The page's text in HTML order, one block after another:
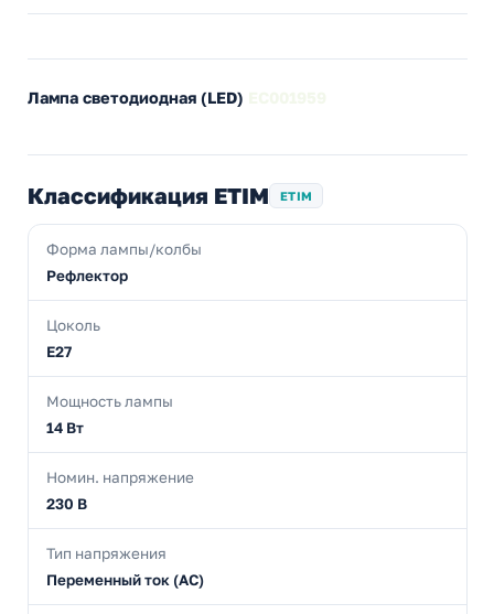
Лампа светодиодная (LED)
Классификация ETIM ETIM
Форма лампы/колбы
Рефлектор
Цоколь
E27
Мощность лампы
14 Вт
Номин. напряжение
230 В
Тип напряжения
Переменный ток (AC)